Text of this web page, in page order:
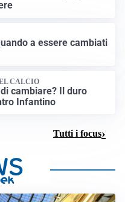
a essere cambiati
CALCIO
cambiare? Il duro
Infantino
Tutti i focus